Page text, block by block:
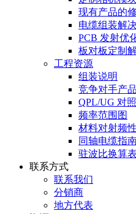
现有产品的
电缆组装解
PCB 发射优
板对板定制
工程资源
组装说明
竞争对手产
QPL/UG 对
频率范围图
材料对射频
同轴电缆指
驻波比换算表
联系方式
联系我们
分销商
地方代表